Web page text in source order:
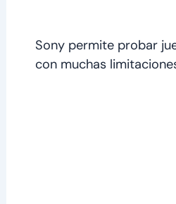
Sony permite probar
con muchas